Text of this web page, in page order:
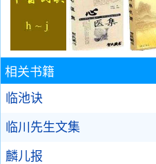
相关书籍
临池诀
临川先生文集
麟儿报